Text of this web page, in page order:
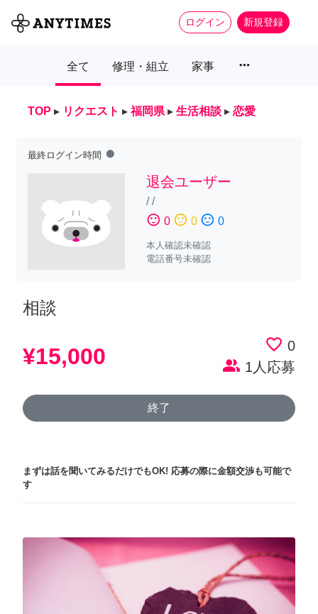
ログイン 新規登録
全て 修理・組立 家事 more_horiz
TOP ▸ リクエスト ▸ 福岡県 ▸ 生活相談 ▸ 恋愛
最終ログイン時間 fiber_manual_record
退会ユーザー
//
sentiment_satisfied 0 sentiment_neutral 0 sentiment_dissatisfied 0
本人確認未確認
電話番号未確認
相談
¥15,000 favorite_border 0
people_alt 1人応募
終了
まずは話を聞いてみるだけでもOK! 応募の際に金額交渉も可能で
す